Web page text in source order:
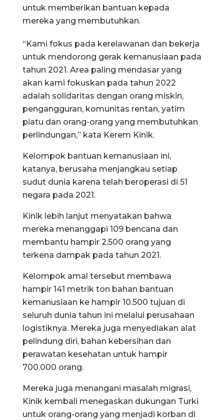
untuk memberikan bantuan kepada
mereka yang membutuhkan.
“Kami fokus pada kerelawanan dan bekerja
untuk mendorong gerak kemanusiaan pada
tahun 2021. Area paling mendasar yang
akan kami fokuskan pada tahun 2022
adalah solidaritas dengan orang miskin,
pengangguran, komunitas rentan, yatim
piatu dan orang-orang yang membutuhkan
perlindungan,” kata Kerem Kinik.
Kelompok bantuan kemanusiaan ini,
katanya, berusaha menjangkau setiap
sudut dunia karena telah beroperasi di 51
negara pada 2021.
Kinik lebih lanjut menyatakan bahwa
mereka menanggapi 109 bencana dan
membantu hampir 2.500 orang yang
terkena dampak pada tahun 2021.
Kelompok amal tersebut membawa
hampir 141 metrik ton bahan bantuan
kemanusiaan ke hampir 10.500 tujuan di
seluruh dunia tahun ini melalui perusahaan
logistiknya. Mereka juga menyediakan alat
pelindung diri, bahan kebersihan dan
perawatan kesehatan untuk hampir
700.000 orang.
Mereka juga menangani masalah migrasi,
Kinik kembali menegaskan dukungan Turki
untuk orang-orang yang menjadi korban di